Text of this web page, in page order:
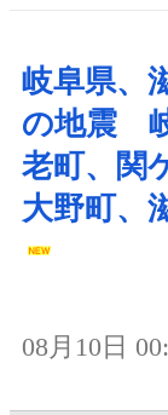
岐阜県、
の地震
老町、関
大野町、
08月10日